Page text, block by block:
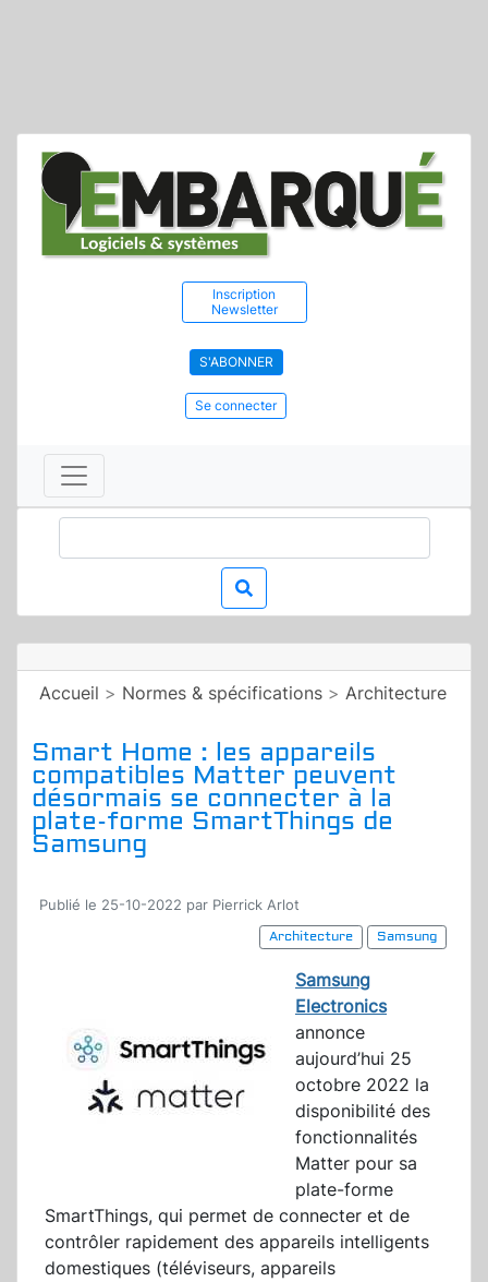
Inscription
Newsletter
S'ABONNER
Se connecter
Accueil > Normes & spécifications > Architecture
Smart Home : les appareils
compatibles Matter peuvent
désormais se connecter à la
plate-forme SmartThings de
Samsung
Publié le 25-10-2022 par Pierrick Arlot
Architecture
Samsung
Samsung
Electronics
annonce
aujourd’hui 25
octobre 2022 la
disponibilité des
fonctionnalités
Matter pour sa
plate-forme
SmartThings, qui permet de connecter et de
contrôler rapidement des appareils intelligents
domestiques (téléviseurs, appareils